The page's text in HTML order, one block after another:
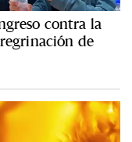
contra la
de